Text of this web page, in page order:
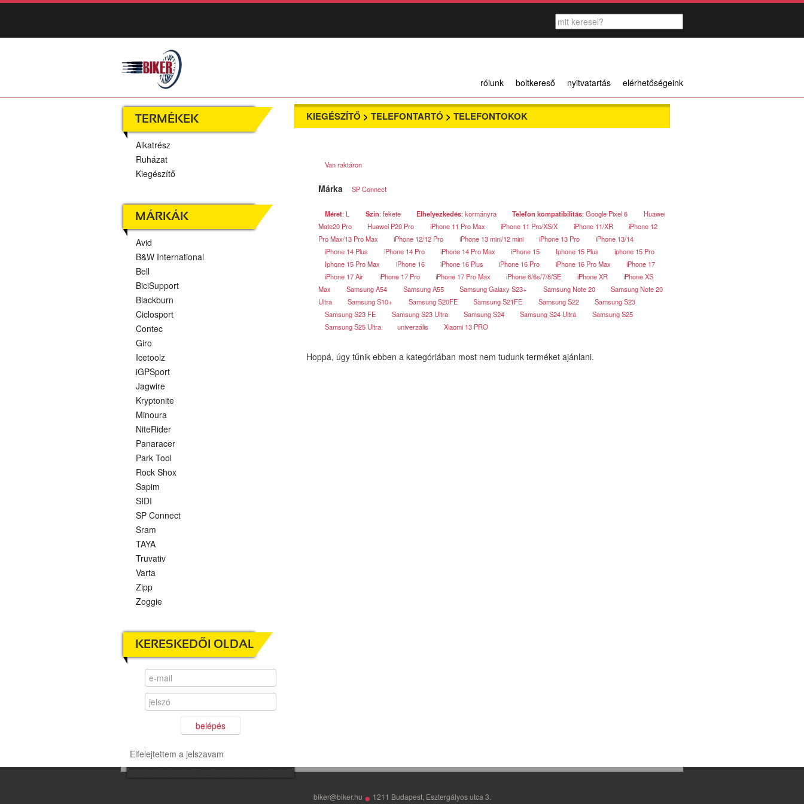
rólunk boltkereső nyitvatartás elérhetőségeink
TERMÉKEK
Alkatrész
Ruházat
Kiegészítő
MÁRKÁK
Avid
B&W International
Bell
BiciSupport
Blackburn
Ciclosport
Contec
Giro
Icetoolz
iGPSport
Jagwire
Kryptonite
Minoura
NiteRider
Panaracer
Park Tool
Rock Shox
Sapim
SIDI
SP Connect
Sram
TAYA
Truvativ
Varta
Zipp
Zoggie
KERESKEDŐI OLDAL
belépés
Elfelejtettem a jelszavam
KIEGÉSZÍTŐ > TELEFONTARTÓ > TELEFONTOKOK
Van raktáron
Márka SP Connect
Méret: L Szín: fekete Elhelyezkedés: kormányra Telefon kompatibilitás: Google Pixel 6
Huawei
Mate20 Pro
Huawei P20 Pro iPhone 11 Pro Max iPhone 11 Pro/XS/X iPhone 11/XR
iPhone 12
Pro Max/13 Pro Max
iPhone 12/12 Pro iPhone 13 mini/12 mini iPhone 13 Pro
iPhone 13/14
iPhone 14 Plus
iPhone 14 Pro iPhone 14 Pro Max iPhone 15 Iphone 15 Plus
iphone 15 Pro
Iphone 15 Pro Max
iPhone 16 iPhone 16 Plus iPhone 16 Pro iPhone 16 Pro Max
iPhone 17
iPhone 17 Air
iPhone 17 Pro iPhone 17 Pro Max iPhone 6/6s/7/8/SE iPhone XR
iPhone XS
Max
Samsung A54 Samsung A55 Samsung Galaxy S23+ Samsung Note 20
Samsung Note 20
Ultra
Samsung S10+ Samsung S20FE Samsung S21FE Samsung S22
Samsung S23
Samsung S23 FE
Samsung S23 Ultra Samsung S24 Samsung S24 Ultra
Samsung S25
Samsung S25 Ultra
univerzális Xiaomi 13 PRO
Hoppá, úgy tűnik ebben a kategóriában most nem tudunk terméket ajánlani.
biker@biker.hu • 1211 Budapest, Esztergályos utca 3.